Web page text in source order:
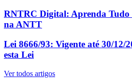
RNTRC Digital: Aprenda Tudo
na ANTT
Lei 8666/93: Vigente até 30/12/
esta Lei
Ver todos artigos